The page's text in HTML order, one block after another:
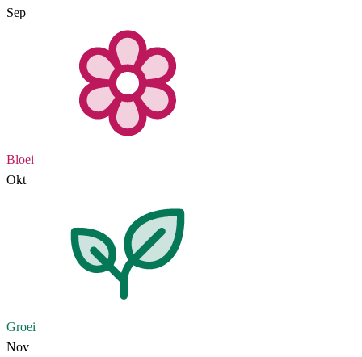
Sep
Bloei
Okt
Groei
Nov